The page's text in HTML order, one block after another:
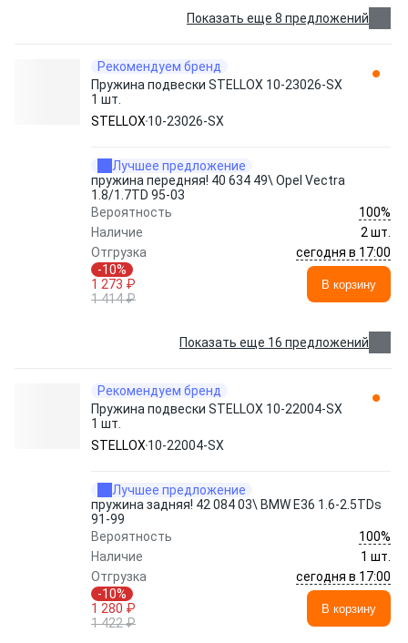
Показать еще 8 предложений
Рекомендуем бренд
Пружина подвески STELLOX 10-23026-SX
1 шт.
STELLOX 10-23026-SX
Лучшее предложение
пружина передняя! 40 634 49\ Opel Vectra
1.8/1.7TD 95-03
Вероятность
100%
Наличие
2 шт.
Отгрузка
сегодня в 17:00
-10%
1 273 ₽
1 414 ₽
В корзину
Показать еще 16 предложений
Рекомендуем бренд
Пружина подвески STELLOX 10-22004-SX
1 шт.
STELLOX 10-22004-SX
Лучшее предложение
пружина задняя! 42 084 03\ BMW E36 1.6-2.5TDs
91-99
Вероятность
100%
Наличие
1 шт.
Отгрузка
сегодня в 17:00
-10%
1 280 ₽
1 422 ₽
В корзину